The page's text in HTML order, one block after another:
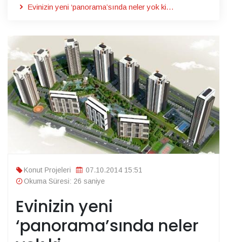
Evinizin yeni ‘panorama’sında neler yok ki…
Konut Projeleri
07.10.2014 15:51
Okuma Süresi: 26 saniye
Evinizin yeni
‘panorama’sında neler